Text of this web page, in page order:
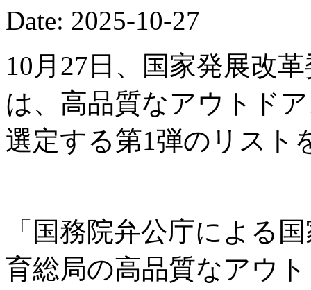
Date: 2025-10-27
10月27日、国家発展改
は、高品質なアウトド
選定する第1弾のリスト
「国務院弁公庁による
育総局の高品質なアウ